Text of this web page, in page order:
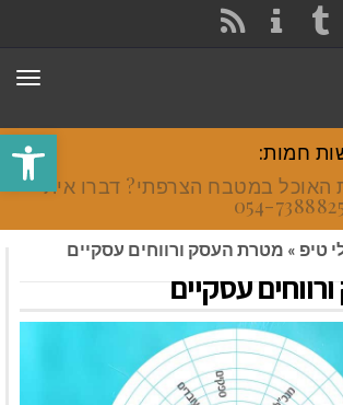
פתח
TUMBLR
חמות:
האוכל במטבח הצרפתי? דברו איתי
טיפ » מטרת העסק ורווחים עסקיים
עסקיים